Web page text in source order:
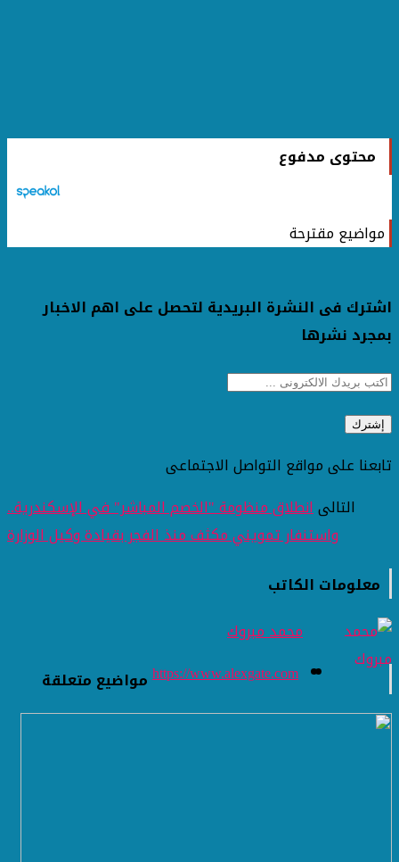
محتوى مدفوع
مواضيع مقترحة
اشترك فى النشرة البريدية لتحصل على اهم الاخبار
بمجرد نشرها
تابعنا على مواقع التواصل الاجتماعى
التالىانطلاق منظومة "الخصم المباشر" في الإسكندرية..
واستنفار تمويني مكثف منذ الفجر بقيادة وكيل الوزارة
معلومات الكاتب
محمد مبروك
https://www.alexgate.comمواضيع متعلقة